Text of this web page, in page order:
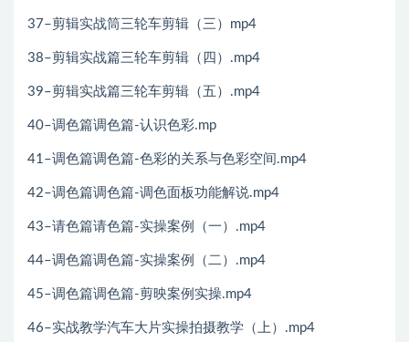
37–剪辑实战筒三轮车剪辑（三）mp4
38–剪辑实战篇三轮车剪辑（四）.mp4
39–剪辑实战篇三轮车剪辑（五）.mp4
40–调色篇调色篇-认识色彩.mp
41–调色篇调色篇-色彩的关系与色彩空间.mp4
42–调色篇调色篇-调色面板功能解说.mp4
43–请色篇请色篇-实操案例（一）.mp4
44–调色篇调色篇-实操案例（二）.mp4
45–调色篇调色篇-剪映案例实操.mp4
46–实战教学汽车大片实操拍摄教学（上）.mp4